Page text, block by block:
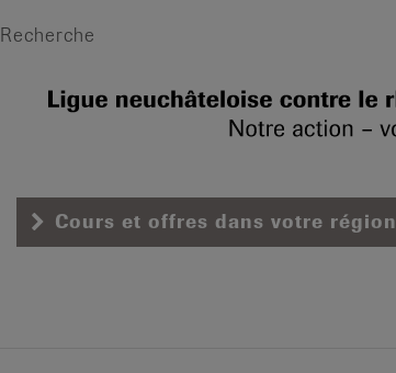
Recherche
Cours et offres dans votre région